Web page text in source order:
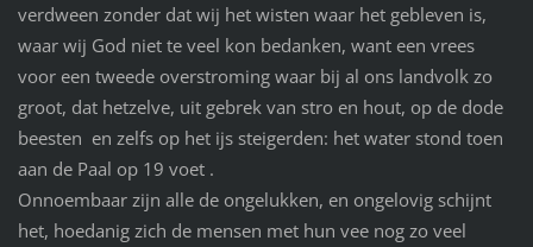
verdween zonder dat wij het wisten waar het gebleven is,
waar wij God niet te veel kon bedanken, want een vrees
voor een tweede overstroming waar bij al ons landvolk zo
groot, dat hetzelve, uit gebrek van stro en hout, op de dode
beesten en zelfs op het ijs steigerden: het water stond toen
aan de Paal op 19 voet .
Onnoembaar zijn alle de ongelukken, en ongelovig schijnt
het, hoedanig zich de mensen met hun vee nog zo veel